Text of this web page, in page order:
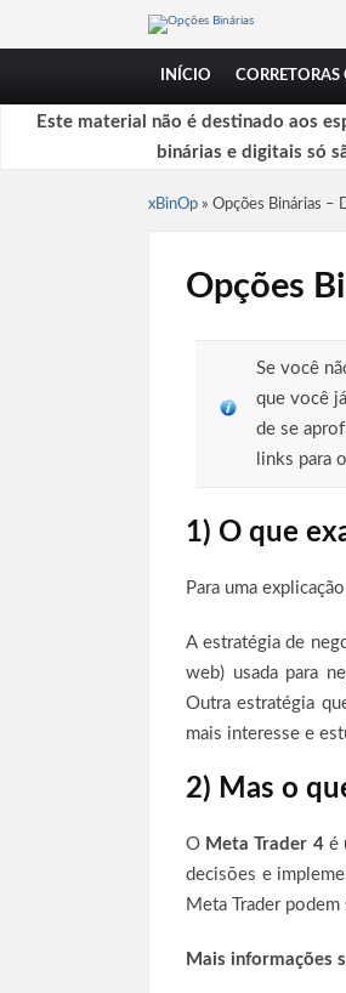
INÍCIO
Este material não é destinado aos
binárias e digitais só
xBinOp » Opções Binárias –
Opções
Se você
que você
de se
links para
1) O que
Para uma
A estratégia de
web) usada para
Outra estratégia
mais interesse e
2) Mas o
O Meta Trader 4é
decisões e
Meta Trader
Mais informações